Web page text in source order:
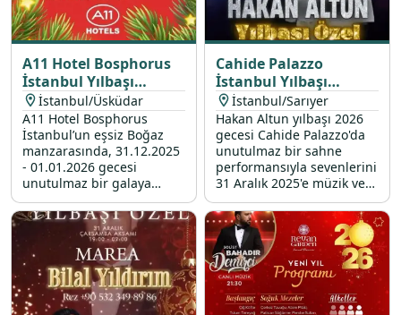
A11 Hotel Bosphorus
İstanbul Yılbaşı
Programı 2026
İstanbul/Üsküdar
A11 Hotel Bosphorus
İstanbul’un eşsiz Boğaz
manzarasında, 31.12.2025
- 01.01.2026 gecesi
unutulmaz bir galaya
davetlisiniz. Üsküdar’da en
özel yılbaşı konserleri ve
yılbaşı etkinlikleri ile yeni
yıla merhaba deyin. Seçkin
yılbaşı mekanları arasında
fark yaratan otelimizde
yerinizi ayırtın!
Cahide Palazzo
İstanbul Yılbaşı
Programı 2026
İstanbul/Sarıyer
Hakan Altun yılbaşı 2026
gecesi Cahide Palazzo'da
unutulmaz bir sahne
performansıyla sevenlerini
31 Aralık 2025'e müzik ve
eğlence dolu bir vedaya
davet ediyor.